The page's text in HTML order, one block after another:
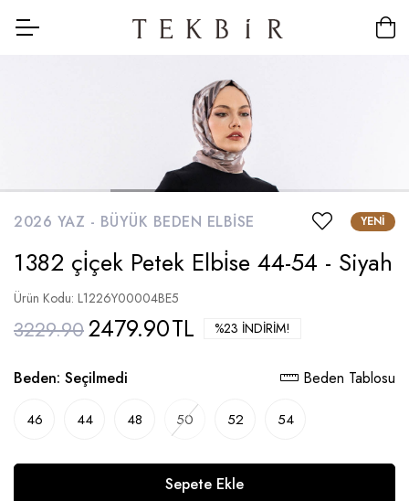
2026 YAZ - BÜYÜK BEDEN ELBISE YENI
1382 çi̇çek Petek Elbi̇se 44-54 - Siyah
Ürün Kodu: L1226Y00004BE5
3229.902479.90TL %23 İNDIRIM!
Beden: Seçilmedi Beden Tablosu
46 44 48 50 52 54
Sepete Ekle